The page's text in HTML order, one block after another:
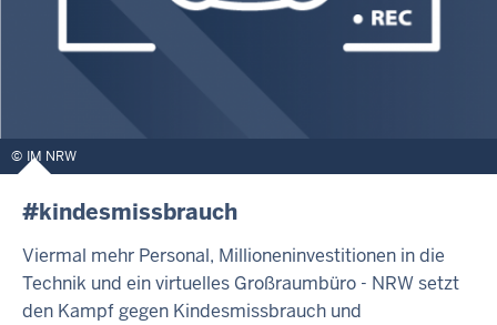
IM NRW
#kindesmissbrauch
Viermal mehr Personal, Millioneninvestitionen in die
Technik und ein virtuelles Großraumbüro - NRW setzt
den Kampf gegen Kindesmissbrauch und